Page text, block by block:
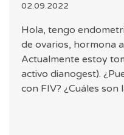
02.09.2022
Hola, tengo
de ovarios, hormona
Actualmente estoy
activo dianogest).
con FIV? ¿Cuáles